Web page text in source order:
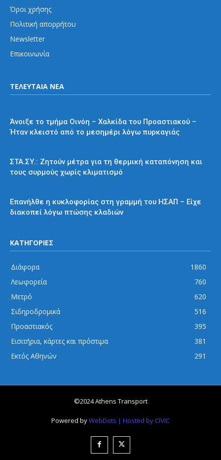
Όροι χρήσης
Πολιτική απορρήτου
Newsletter
Επικοινωνία
ΤΕΛΕΥΤΑΙΑ ΝΕΑ
Άνοιξε το τμήμα Οινόη – Χαλκίδα του Προαστιακού –
Ήταν κλειστό από το μεσημέρι λόγω πυρκαγιάς
ΣΤΑ.ΣΥ.: Ζητούν μέτρα για τη θερμική καταπόνηση και
τους συρμούς χωρίς κλιματισμό
Επανήλθε η κυκλοφορίας στη γραμμή του ΗΣΑΠ – Είχε
διακοπεί λόγω πτώσης κλαδιών
ΚΑΤΗΓΟΡΙΕΣ
Διάφορα
1860
Λεωφορεία
760
Μετρό
620
Σιδηροδρομικά
516
Προαστιακός
395
Εισιτήρια, κάρτες και πρόστιμα
381
Εκτός Αθηνών
291
©2024 Athens Transport
Powered byWebDots | Hosted by CIVIC